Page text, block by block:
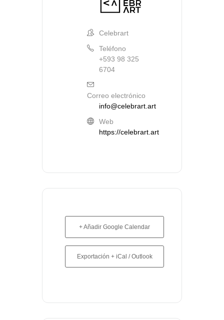
Celebrart
Teléfono
+593 98 325
6704
Correo electrónico
info@celebrart.art
Web
https://celebrart.art
+ Añadir Google Calendar
Exportación + iCal / Outlook